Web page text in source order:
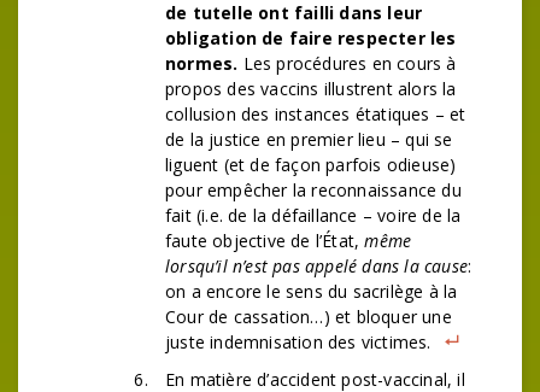
de tutelle ont failli dans leur
obligation de faire respecter les
normes. Les procédures en cours à
propos des vaccins illustrent alors la
collusion des instances étatiques – et
de la justice en premier lieu – qui se
liguent (et de façon parfois odieuse)
pour empêcher la reconnaissance du
fait (i.e. de la défaillance – voire de la
faute objective de l’État,même
lorsqu’il n’est pas appelé dans la cause:
on a encore le sens du sacrilège à la
Cour de cassation…) et bloquer une
juste indemnisation des victimes.
En matière d’accident post-vaccinal, il